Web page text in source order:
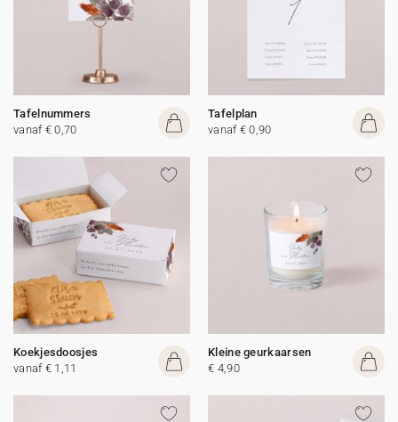
Tafelnummers
vanaf € 0,70
Tafelplan
vanaf € 0,90
Koekjesdoosjes
vanaf € 1,11
Kleine geurkaarsen
€ 4,90